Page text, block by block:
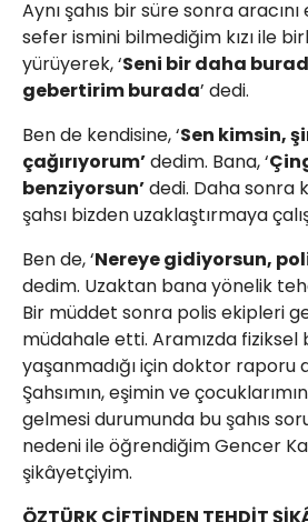
Aynı şahıs bir süre sonra
sefer ismini bilmediğim kızı ile
yürüyerek, ‘Seni bir daha
gebertirim burada’ dedi.
Ben de kendisine, ‘Sen kimsin,
çağırıyorum’dedim. Bana, ‘
benziyorsun’dedi. Daha sonra
şahsı bizden uzaklaştırmaya
Ben de, ‘Nereye gidiyorsun,
dedim. Uzaktan bana yönelik
Bir müddet sonra polis ekipleri
müdahale etti. Aramızda fiziksel
yaşanmadığı için doktor raporu
Şahsımın, eşimin ve
gelmesi durumunda bu şahıs
nedeni ile öğrendiğim Gencer
şikâyetçiyim.